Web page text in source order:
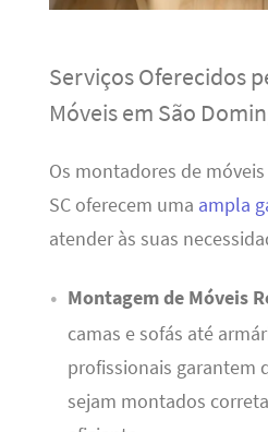
Serviços Oferecidos
Móveis em São
Os montadores de
SC oferecem uma ampla
atender às suas
Montagem de Móveis
camas e sofás até
profissionais garantem
sejam montados